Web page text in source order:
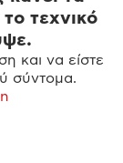
τεχνικό
και να είστε
σύντομα.